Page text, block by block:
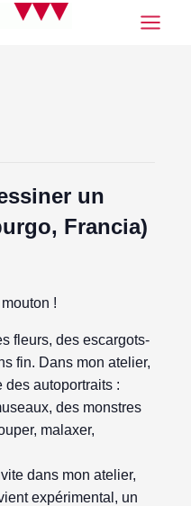
un
Francia)
!
fleurs, des escargots-
fin. Dans mon atelier,
des autoportraits :
des monstres
malaxer,
dans mon atelier,
expérimental, un